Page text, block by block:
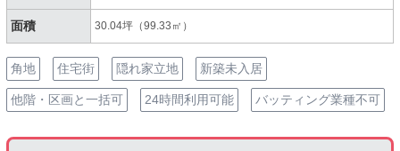
面積 30.04坪（99.33㎡）
角地 住宅街 隠れ家立地 新築未入居
他階・区画と一括可 24時間利用可能 バッティング業種不可